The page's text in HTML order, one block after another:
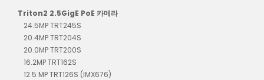
Triton2 2.5GigE PoE 카메라
24.5MP TRT245S
20.4MP TRT204S
20.0MP TRT200S
16.2MP TRT162S
12.5 MP TRT126S (IMX676)